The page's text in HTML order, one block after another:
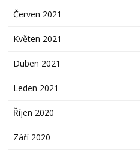
Červen 2021
Květen 2021
Duben 2021
Leden 2021
Říjen 2020
Září 2020